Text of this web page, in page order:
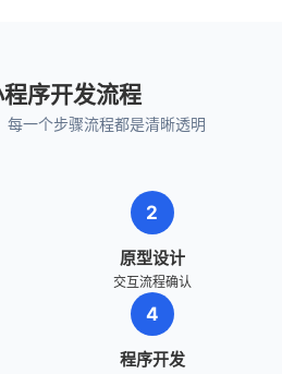
序开发流程
每一个步骤流程都是清晰透明
2
原型设计
交互流程确认
4
程序开发